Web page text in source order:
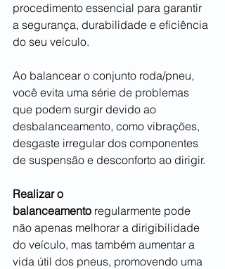
procedimento essencial para garantir
a segurança, durabilidade e eficiência
do seu veículo.
Ao balancear o conjunto roda/pneu,
você evita uma série de problemas
que podem surgir devido ao
desbalanceamento, como vibrações,
desgaste irregular dos componentes
de suspensão e desconforto ao dirigir.
Realizar o
balanceamento regularmente pode
não apenas melhorar a dirigibilidade
do veículo, mas também aumentar a
vida útil dos pneus, promovendo uma